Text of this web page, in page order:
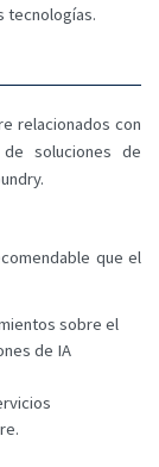
tecnologías.
relacionados con
soluciones de
que el
sobre el
de IA